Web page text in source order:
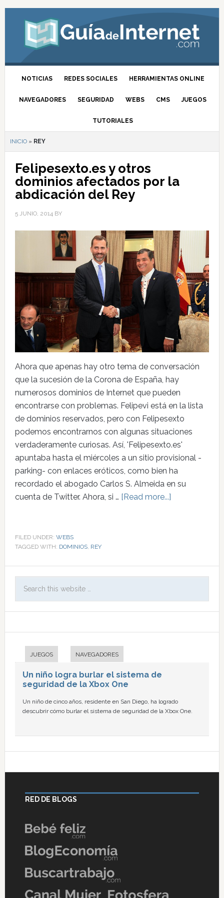
NOTICIAS REDES SOCIALES HERRAMIENTAS ONLINE
NAVEGADORES SEGURIDAD WEBS CMS JUEGOS
TUTORIALES
INICIO» REY
Felipesexto.es y otros
dominios afectados por la
abdicación del Rey
5 JUNIO, 2014BY
Ahora que apenas hay otro tema de conversación
que la sucesión de la Corona de España, hay
numerosos dominios de Internet que pueden
encontrarse con problemas. Felipevi está en la lista
de dominios reservados, pero con Felipesexto
podemos encontrarnos con algunas situaciones
verdaderamente curiosas. Así, 'Felipesexto.es'
apuntaba hasta el miércoles a un sitio provisional -
parking- con enlaces eróticos, como bien ha
recordado el abogado Carlos S. Almeida en su
cuenta de Twitter. Ahora, si … [Read more...]
FILED UNDER: WEBS
TAGGED WITH: DOMINIOS, REY
JUEGOS NAVEGADORES
Un niño logra burlar el sistema de
seguridad de la Xbox One
Un niño de cinco años, residente en San Diego, ha logrado
descubrir cómo burlar el sistema de seguridad de la Xbox One.
RED DE BLOGS